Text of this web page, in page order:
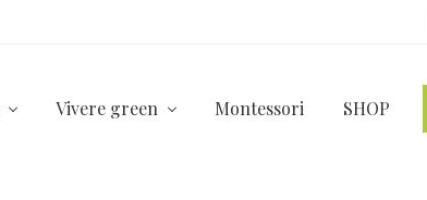
Vivere green Montessori SHOP